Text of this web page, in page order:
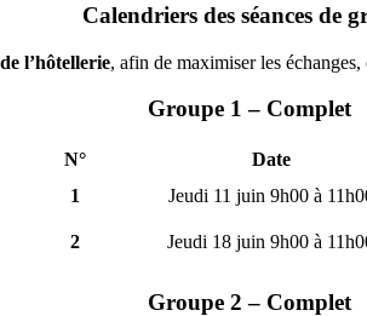
Calendriers des séances de
l’hôtellerie, afin de maximiser les
Groupe 1 – Complet
N°
Date
1
Jeudi 11 juin 9h00 à
2 Jeudi 18 juin 9h00 à
Groupe 2 – Complet